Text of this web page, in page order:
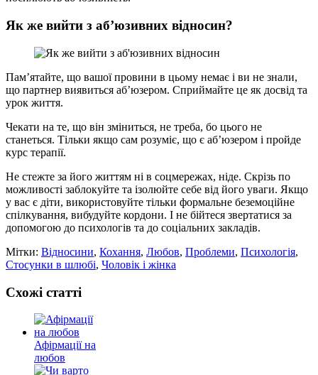
Як же вийти з аб’юзивних відносин?
Пам’ятайте, що вашої провини в цьому немає і ви не знали,
що партнер виявиться аб’юзером. Сприймайте це як досвід та
урок життя.
Чекати на те, що він зміниться, не треба, бо цього не
станеться. Тільки якщо сам розуміє, що є аб’юзером і пройде
курс терапії.
Не стежте за його життям ні в соцмережах, ніде. Скрізь по
можливості заблокуйте та ізолюйте себе від його уваги. Якщо
у вас є діти, використовуйте тільки формальне беземоційне
спілкування, вибудуйте кордони. І не бійтеся звертатися за
допомогою до психологів та до соціальних закладів.
Мітки: Відносини, Кохання, Любов, Проблеми, Психологія,
Стосунки в шлюбі, Чоловік і жінка
Схожі статті
Афірмації на
любов